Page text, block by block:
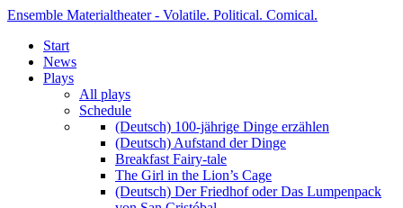
Ensemble Materialtheater - Volatile. Political. Comical.
Start
News
Plays
All plays
Schedule
(Deutsch) 100-jährige Dinge erzählen
(Deutsch) Aufstand der Dinge
Breakfast Fairy-tale
The Girl in the Lion’s Cage
(Deutsch) Der Friedhof oder Das Lumpenpack